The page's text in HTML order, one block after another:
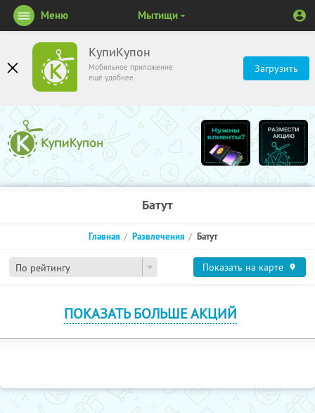
КупиКупон
Мобильное приложение
ещё удобнее
Загрузить
Меню Мытищи
Батут
По рейтингу
Главная Развлечения Батут
Показать на карте
ПОКАЗАТЬ БОЛЬШЕ АКЦИЙ